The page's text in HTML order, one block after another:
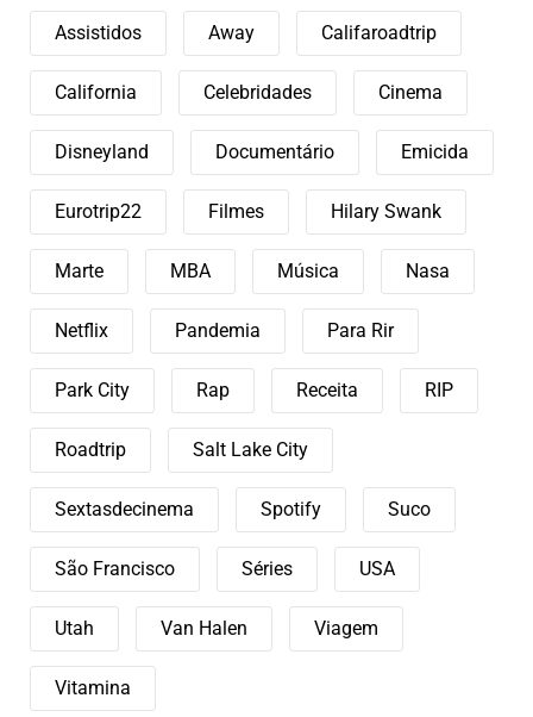
Assistidos Away Califaroadtrip
California Celebridades Cinema
Disneyland Documentário Emicida
Eurotrip22 Filmes Hilary Swank
Marte MBA Música Nasa
Netflix Pandemia Para Rir
Park City Rap Receita RIP
Roadtrip Salt Lake City
Sextasdecinema Spotify Suco
São Francisco Séries USA
Utah Van Halen Viagem
Vitamina